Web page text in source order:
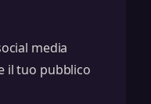
media
il tuo pubblico